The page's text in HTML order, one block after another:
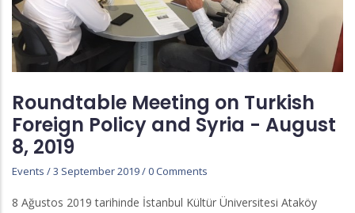
Roundtable Meeting on Turkish
Foreign Policy and Syria - August
8, 2019
Events /3 September 2019/0 Comments
8 Ağustos 2019 tarihinde İstanbul Kültür Üniversitesi Ataköy